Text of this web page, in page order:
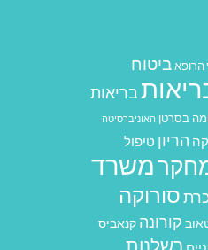
ביטוח
בריאות
בסרטן האוניברסיטה
הריון טיפול
משרד
סורוקה
קורונה קנאביס